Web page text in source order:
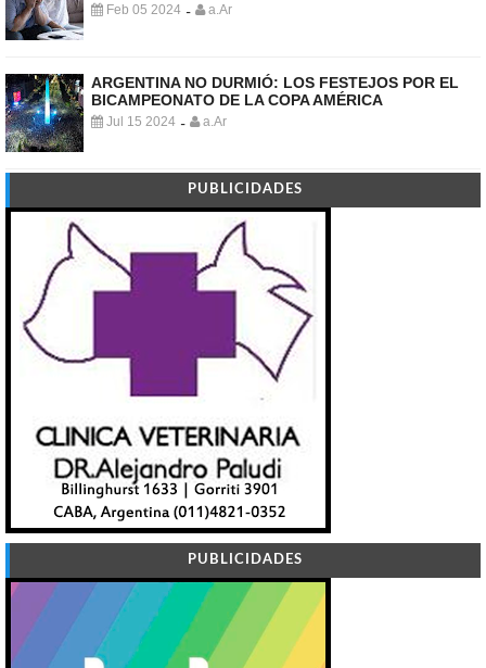
Feb 05 2024 - a.Ar
ARGENTINA NO DURMIÓ: LOS FESTEJOS POR EL
BICAMPEONATO DE LA COPA AMÉRICA
Jul 15 2024 - a.Ar
PUBLICIDADES
PUBLICIDADES